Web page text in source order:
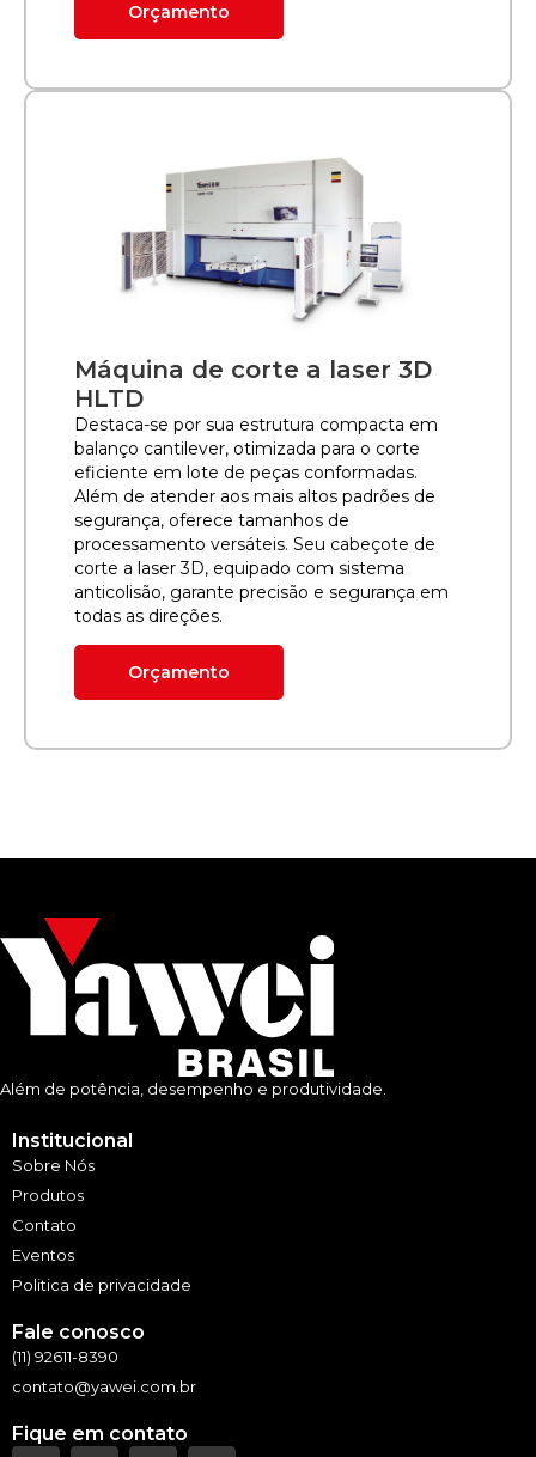
Orçamento
Máquina de corte a laser 3D
HLTD
Destaca-se por sua estrutura compacta em
balanço cantilever, otimizada para o corte
eficiente em lote de peças conformadas.
Além de atender aos mais altos padrões de
segurança, oferece tamanhos de
processamento versáteis. Seu cabeçote de
corte a laser 3D, equipado com sistema
anticolisão, garante precisão e segurança em
todas as direções.
Orçamento
Além de potência, desempenho e produtividade.
Institucional
Sobre Nós
Produtos
Contato
Eventos
Politica de privacidade
Fale conosco
(11) 92611-8390
contato@yawei.com.br
Fique em contato